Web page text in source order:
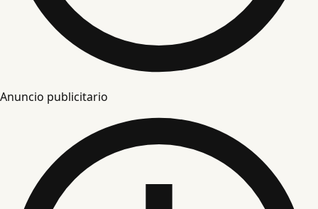
Anuncio publicitario